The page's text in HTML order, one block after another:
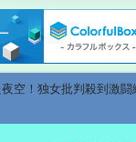
空！独女批判殺到激